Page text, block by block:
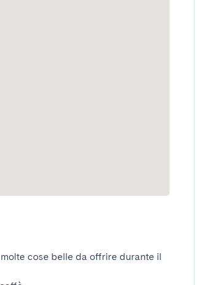
cose belle da offrire durante il